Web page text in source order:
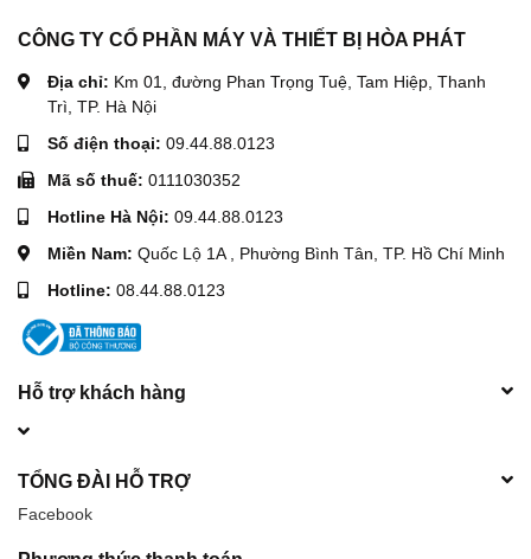
CÔNG TY CỔ PHẦN MÁY VÀ THIẾT BỊ HÒA PHÁT
Địa chỉ: Km 01, đường Phan Trọng Tuệ, Tam Hiệp, Thanh
Trì, TP. Hà Nội
Số điện thoại: 09.44.88.0123
Mã số thuế: 0111030352
Hotline Hà Nội: 09.44.88.0123
Miền Nam: Quốc Lộ 1A , Phường Bình Tân, TP. Hồ Chí Minh
Hotline: 08.44.88.0123
Hỗ trợ khách hàng
TỔNG ĐÀI HỖ TRỢ
Facebook